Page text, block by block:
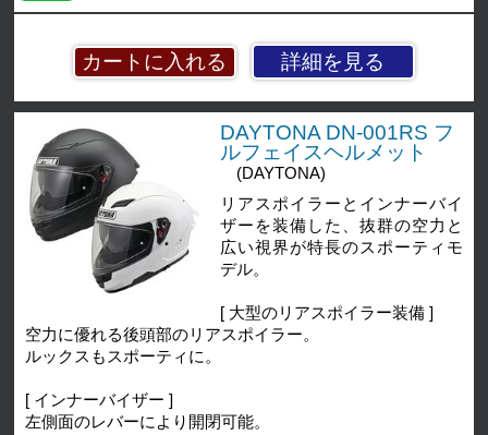
詳細を見る
DAYTONA DN-001RS フ
ルフェイスヘルメット
(DAYTONA)
リアスポイラーとインナーバイ
ザーを装備した、抜群の空力と
広い視界が特長のスポーティモ
デル。
[ 大型のリアスポイラー装備 ]
空力に優れる後頭部のリアスポイラー。
ルックスもスポーティに。
[ インナーバイザー ]
左側面のレバーにより開閉可能。